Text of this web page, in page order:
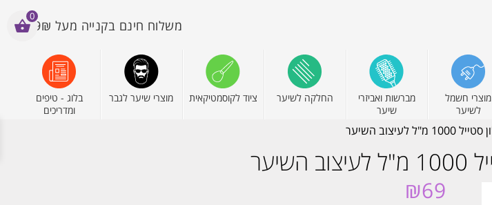
משלוח חינם בקנייה מעל 199₪
מוצרי חשמל
לשיער
מברשות ואביזרי
שיער
החלקה לשיער ציוד לקוסמטיקאית מוצרי שיער לגבר
בלוג - טיפים
ומדריכים
₪69
0